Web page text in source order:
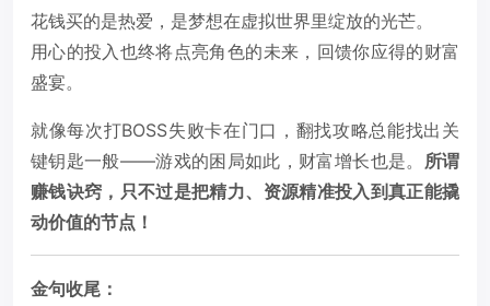
花钱买的是热爱，是梦想在虚拟世界里绽放的光芒。
用心的投入也终将点亮角色的未来，回馈你应得的财富
盛宴。
就像每次打BOSS失败卡在门口，翻找攻略总能找出关
键钥匙一般——游戏的困局如此，财富增长也是。
所谓
赚钱诀窍，只不过是把精力、资源精准投入到真正能撬
动价值的节点！
金句收尾：